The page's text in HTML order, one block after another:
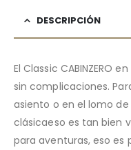
DESCRIPCIÓN
El Classic CABINZERO
sin complicaciones.
asiento o en el lomo
clásicaeso es tan bien
para aventuras, eso es